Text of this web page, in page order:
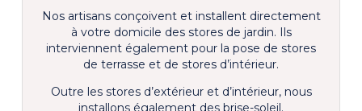
Nos artisans conçoivent et installent directement
à votre domicile des stores de jardin. Ils
interviennent également pour la pose de stores
de terrasse et de stores d’intérieur.
Outre les stores d’extérieur et d’intérieur, nous
installons également des brise-soleil.